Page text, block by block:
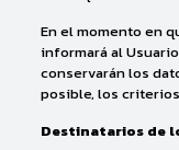
En el momento en
informará al
conservarán los
posible, los
Destinatarios de